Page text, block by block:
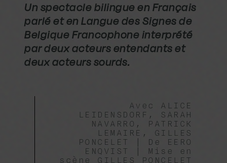
Un spectacle bilingue en Français
parlé et en Langue des Signes de
Belgique Francophone interprété
par deux acteurs entendants et
deux acteurs sourds.
Avec ALICE
LEIDENSDORF, SARAH
NAVARRO, PATRICK
LEMAIRE, GILLES
PONCELET | De EERO
ENQVIST | Mise en
scène GILLES PONCELET